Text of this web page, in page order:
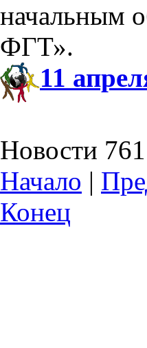
начальным
ФГТ».
11
Новости
Начало |
Конец